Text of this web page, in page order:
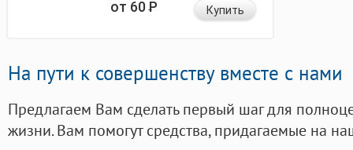
от 60Р Купить
На пути к совершенству вместе с нами
Предлагаем Вам сделать первый шаг для
жизни. Вам помогут средства, придагаемые на